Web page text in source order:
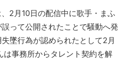
2月10日の配信中に歌手・まふ
って公開されたことで騒動へ発
墜行為が認められたとして2月
事務所からタレント契約を解